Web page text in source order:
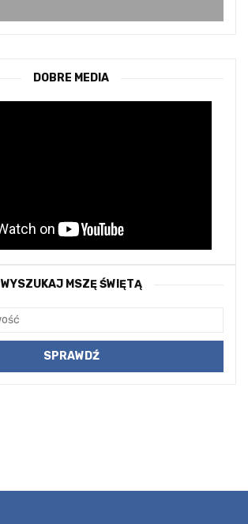
DOBRE MEDIA
WYSZUKAJ MSZĘ ŚWIĘTĄ